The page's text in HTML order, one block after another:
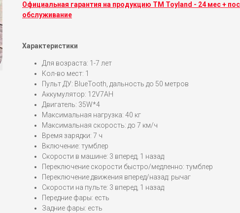
Официальная гарантия на продукцию ТМ Toyland - 24 мес +
обслуживание
Характеристики
Для возраста: 1-7 лет
Кол-во мест: 1
Пульт ДУ: BlueTooth, дальность до 50 метров
Аккумулятор: 12V7AH
Двигатель: 35W*4
Максимальная нагрузка: 40 кг
Максимальная скорость: до 7 км/ч
Время зарядки: 7 ч
Включение: тумблер
Скорости в машине: 3 вперед, 1 назад
Переключение скорости быстро/медленно: тумблер
Переключение движения вперед/назад: рычаг
Скорости на пульте: 3 вперед, 1 назад
Передние фары: есть
Задние фары: есть